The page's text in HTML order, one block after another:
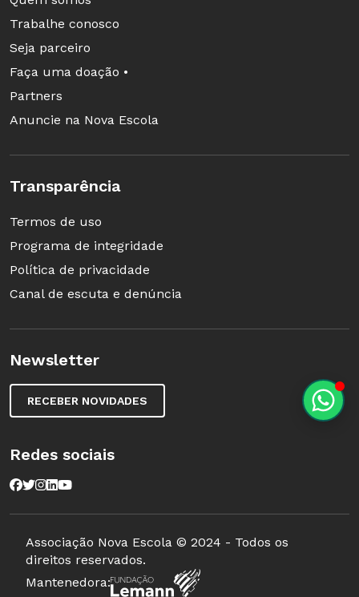
Trabalhe conosco
Seja parceiro
Faça uma doação •
Partners
Anuncie na Nova Escola
Transparência
Termos de uso
Programa de integridade
Política de privacidade
Canal de escuta e denúncia
Newsletter
RECEBER NOVIDADES
Redes sociais
Associação Nova Escola © 2024 - Todos os
direitos reservados.
Mantenedora: